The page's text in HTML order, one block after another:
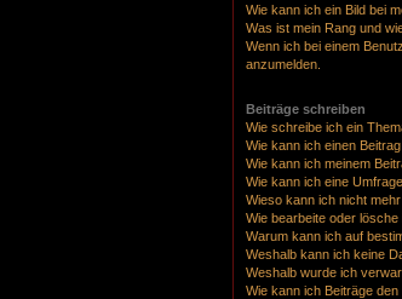
Wie kann ich ein Bild bei
Was ist mein Rang und
Wenn ich bei einem
anzumelden.
Beiträge schreiben
Wie schreibe ich ein
Wie kann ich einen
Wie kann ich meinem
Wie kann ich eine
Wieso kann ich nicht
Wie bearbeite oder
Warum kann ich auf
Weshalb kann ich keine
Weshalb wurde ich
Wie kann ich Beiträge